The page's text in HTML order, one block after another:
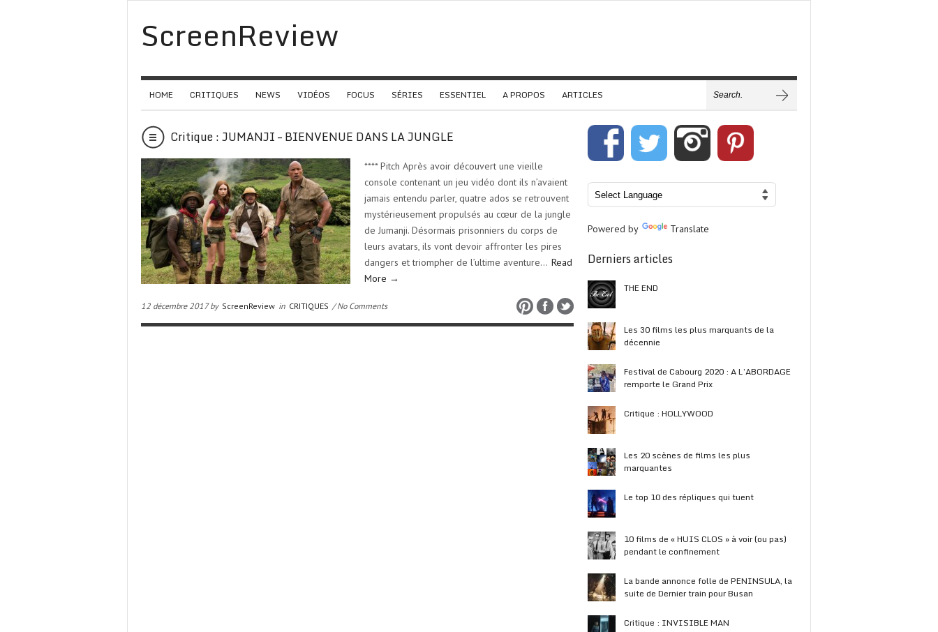
ScreenReview
HOME CRITIQUES NEWS VIDÉOS FOCUS SÉRIES ESSENTIEL A PROPOS ARTICLES
Critique : JUMANJI – BIENVENUE DANS LA JUNGLE
**** Pitch Après avoir découvert une vieille
console contenant un jeu vidéo dont ils n’avaient
jamais entendu parler, quatre ados se retrouvent
mystérieusement propulsés au cœur de la jungle
de Jumanji. Désormais prisonniers du corps de
leurs avatars, ils vont devoir affronter les pires
dangers et triompher de l’ultime aventure… Read
More →
12 décembre 2017 by ScreenReview in CRITIQUES / No Comments
Powered by Translate
Derniers articles
THE END
Les 30 films les plus marquants de la
décennie
Festival de Cabourg 2020 : A L’ABORDAGE
remporte le Grand Prix
Critique : HOLLYWOOD
Les 20 scènes de films les plus
marquantes
Le top 10 des répliques qui tuent
10 films de « HUIS CLOS » à voir (ou pas)
pendant le confinement
La bande annonce folle de PENINSULA, la
suite de Dernier train pour Busan
Critique : INVISIBLE MAN